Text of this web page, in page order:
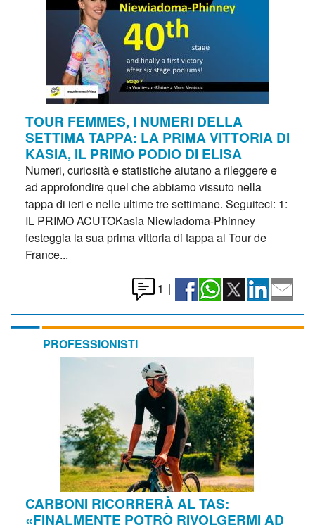
TOUR FEMMES, I NUMERI DELLA
SETTIMA TAPPA: LA PRIMA VITTORIA DI
KASIA, IL PRIMO PODIO DI ELISA
Numeri, curiosità e statistiche aiutano a rileggere e
ad approfondire quel che abbiamo vissuto nella
tappa di ieri e nelle ultime tre settimane. Seguiteci: 1:
IL PRIMO ACUTOKasia Niewiadoma-Phinney
festeggia la sua prima vittoria di tappa al Tour de
France...
1 |
PROFESSIONISTI
CARBONI RICORRERÀ AL TAS:
«FINALMENTE POTRÒ RIVOLGERMI AD